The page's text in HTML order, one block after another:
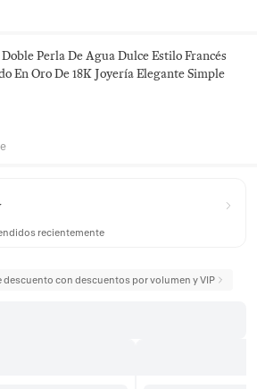
Perla De Agua Dulce Estilo Francés
En Oro De 18K Joyería Elegante Simple
recientemente
descuento con descuentos por volumen y VIP